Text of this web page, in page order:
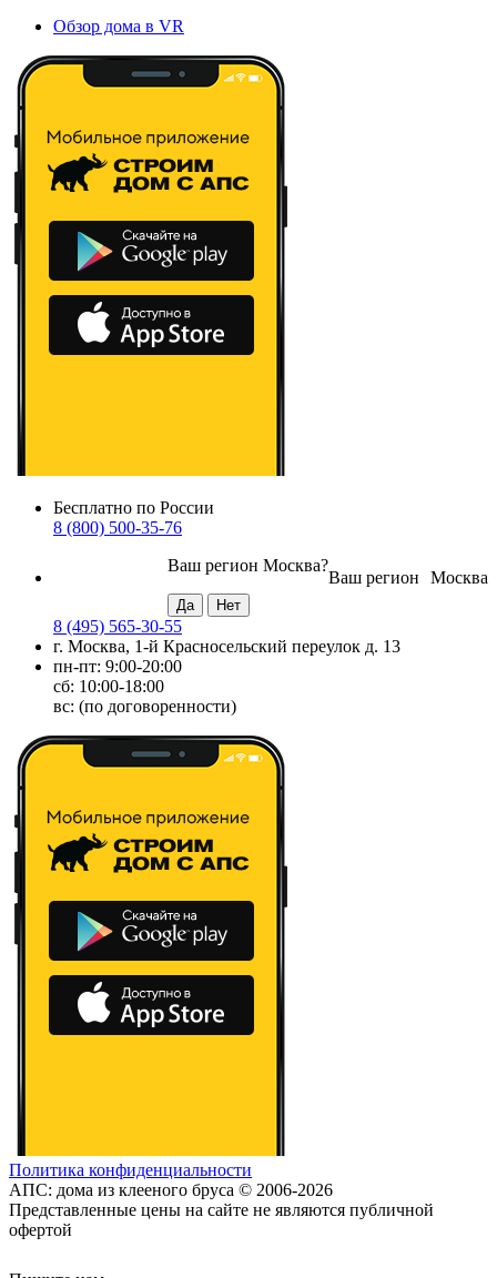
Обзор дома в VR
Бесплатно по России
8 (800) 500-35-76
Москва
Ваш регион
Ваш регион Москва?
8 (495) 565-30-55
г. Москва, 1-й Красносельский переулок д. 13
пн-пт: 9:00-20:00
сб: 10:00-18:00
вс: (по договоренности)
Политика конфиденциальности
АПС: дома из клееного бруса © 2006-2026
Представленные цены на сайте не являются публичной
офертой